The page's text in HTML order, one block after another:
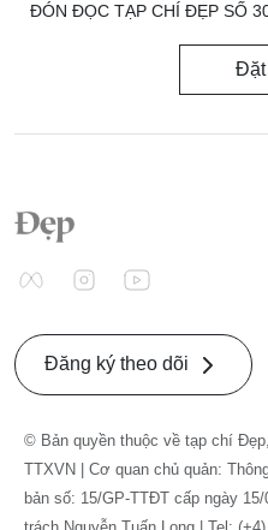
ĐÓN ĐỌC TẠP CHÍ ĐẸP SỐ
Đặt
Đăng ký theo dõi
© Bản quyền thuộc về tạp chí
TTXVN | Cơ quan chủ quản:
bản số: 15/GP-TTĐT cấp ngày